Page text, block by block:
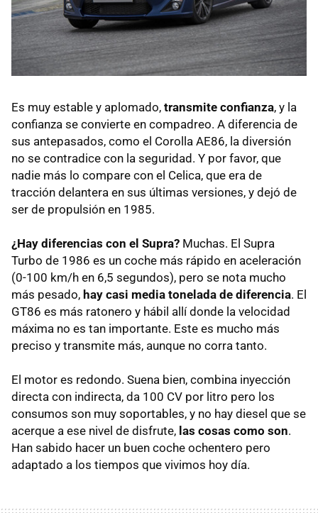
Es muy estable y aplomado, transmite confianza, y la
confianza se convierte en compadreo. A diferencia de
sus antepasados, como el Corolla AE86, la diversión
no se contradice con la seguridad. Y por favor, que
nadie más lo compare con el Celica, que era de
tracción delantera en sus últimas versiones, y dejó de
ser de propulsión en 1985.
¿Hay diferencias con el Supra? Muchas. El Supra
Turbo de 1986 es un coche más rápido en aceleración
(0-100 km/h en 6,5 segundos), pero se nota mucho
más pesado, hay casi media tonelada de diferencia. El
GT86 es más ratonero y hábil allí donde la velocidad
máxima no es tan importante. Este es mucho más
preciso y transmite más, aunque no corra tanto.
El motor es redondo. Suena bien, combina inyección
directa con indirecta, da 100 CV por litro pero los
consumos son muy soportables, y no hay diesel que se
acerque a ese nivel de disfrute, las cosas como son.
Han sabido hacer un buen coche ochentero pero
adaptado a los tiempos que vivimos hoy día.